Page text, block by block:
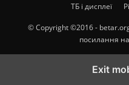
ТБ і дисплеї
© Copyright ©2016 -
посилання
Exit